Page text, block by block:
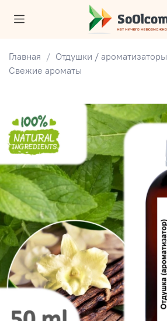
Главная
Отдушки / ароматизаторы
Свежие ароматы